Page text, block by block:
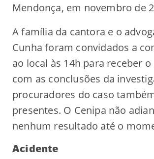
Mendonça, em novembro de
A família da cantora e o
Cunha foram convidados a
ao local às 14h para receber
com as conclusões da
procuradores do caso
presentes. O Cenipa não
nenhum resultado até o
Acidente